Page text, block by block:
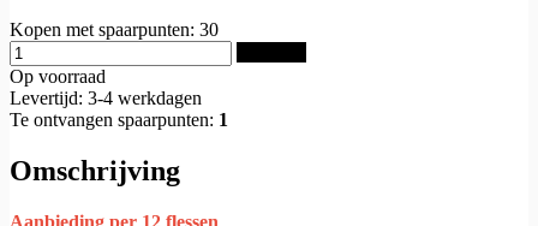
Kopen met spaarpunten: 30
Op voorraad
Levertijd: 3-4 werkdagen
Te ontvangen spaarpunten: 1
Omschrijving
Aanbieding per 12 flessen